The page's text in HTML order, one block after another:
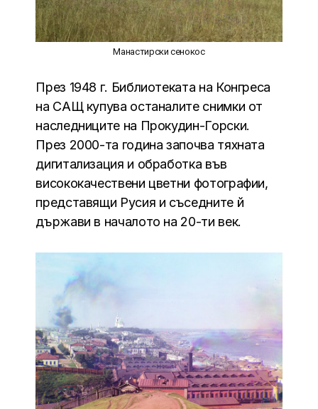
Манастирски сенокос
През 1948 г. Библиотеката на Конгреса
на САЩ купува останалите снимки от
наследниците на Прокудин-Горски.
През 2000-та година започва тяхната
дигитализация и обработка във
висококачествени цветни фотографии,
представящи Русия и съседните й
държави в началото на 20-ти век.